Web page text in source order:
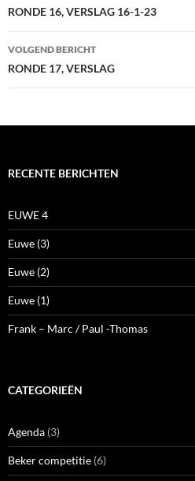
navigatie
RONDE 16, VERSLAG 16-1-23
VOLGEND BERICHT
RONDE 17, VERSLAG
RECENTE BERICHTEN
EUWE 4
Euwe (3)
Euwe (2)
Euwe (1)
Frank – Marc / Paul -Thomas
CATEGORIEËN
Agenda (3)
Beker competitie (6)